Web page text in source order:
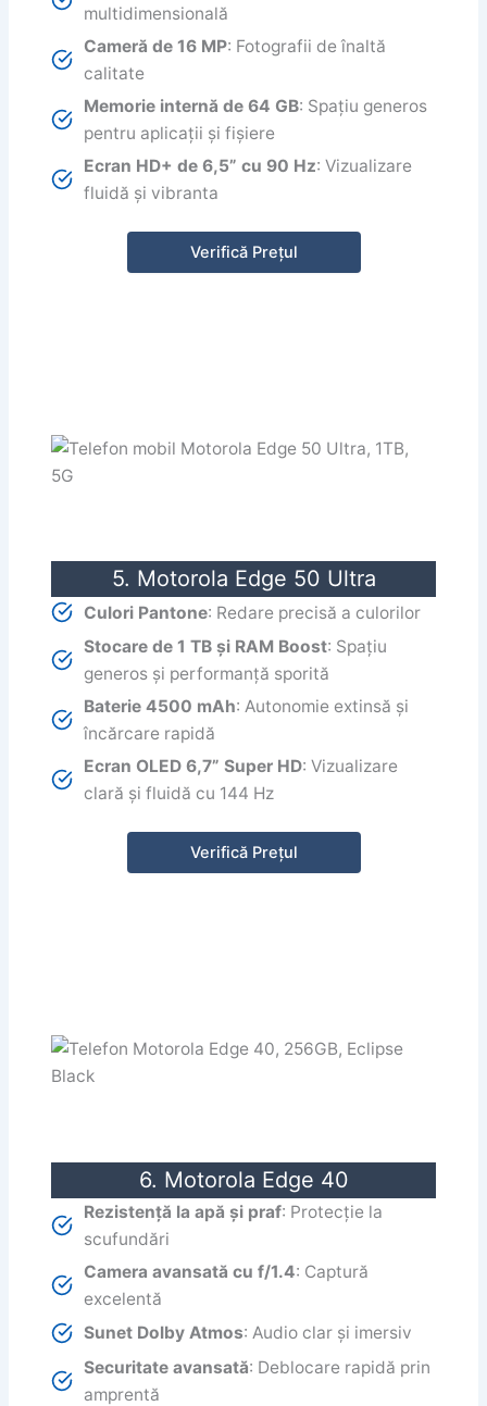
multidimensională
Cameră de 16 MP: Fotografii de înaltă
calitate
Memorie internă de 64 GB: Spațiu generos
pentru aplicații și fișiere
Ecran HD+ de 6,5” cu 90 Hz: Vizualizare
fluidă și vibranta
Verifică Prețul
5. Motorola Edge 50 Ultra
Culori Pantone: Redare precisă a culorilor
Stocare de 1 TB și RAM Boost: Spațiu
generos și performanță sporită
Baterie 4500 mAh: Autonomie extinsă și
încărcare rapidă
Ecran OLED 6,7” Super HD: Vizualizare
clară și fluidă cu 144 Hz
Verifică Prețul
6. Motorola Edge 40
Rezistență la apă și praf: Protecție la
scufundări
Camera avansată cu f/1.4: Captură
excelentă
Sunet Dolby Atmos: Audio clar și imersiv
Securitate avansată: Deblocare rapidă prin
amprentă